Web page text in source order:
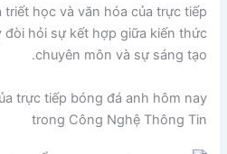
triết học và văn hóa của trực tiếp
hỏi sự kết hợp giữa kiến thức
chuyên môn và sự sáng tạo.
trực tiếp bóng đá anh hôm nay
trong Công Nghệ Thông Tin